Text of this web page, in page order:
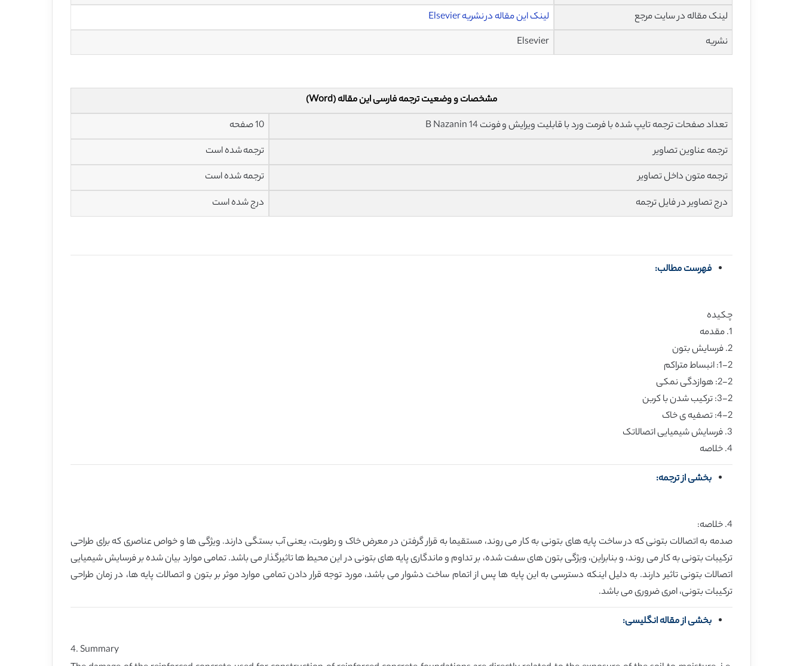
لینک مقاله در سایت مرجع
لینک این مقاله در نشریه Elsevier
نشریه
Elsevier
مشخصات و وضعیت ترجمه فارسی این مقاله (Word)
تعداد صفحات ترجمه تایپ شده با فرمت ورد با قابلیت ویرایش و فونت 14 B Nazanin
10 صفحه
ترجمه عناوین تصاویر
ترجمه شده است
ترجمه متون داخل تصاویر
ترجمه شده است
درج تصاویر در فایل ترجمه
درج شده است
فهرست مطالب:
چکیده
1. مقدمه
2. فرسایش بتون
1-2: انبساط متراکم
2-2: هوازدگی نمکی
3-2: ترکیب شدن با کربن
4-2: تصفیه ی خاک
3. فرسایش شیمیایی اتصالاتک
4. خلاصه
بخشی از ترجمه:
4. خلاصه:
صدمه به اتصالات بتونی که در ساخت پایه های بتونی به کار می روند، مستقیما به قرار گرفتن در معرض خاک و رطوبت، یعنی آب بستگی دارند. ویژگی ها و خواص عناصری که برای طراحی
ترکیبات بتونی به کار می روند، و بنابراین، ویژگی بتون های سفت شده، بر تداوم و ماندگاری پایه های بتونی در این محیط ها تاثیرگذار می باشد. تمامی موارد بیان شده بر فرسایش شیمیایی
اتصالات بتونی تاثیر دارند. به دلیل اینکه دسترسی به این پایه ها پس از اتمام ساخت دشوار می باشد، مورد توجه قرار دادن تمامی موارد موثر بر بتون و اتصالات پایه ها، در زمان طراحی
ترکیبات بتونی، امری ضروری می باشد.
بخشی از مقاله انگلیسی:
4. Summary